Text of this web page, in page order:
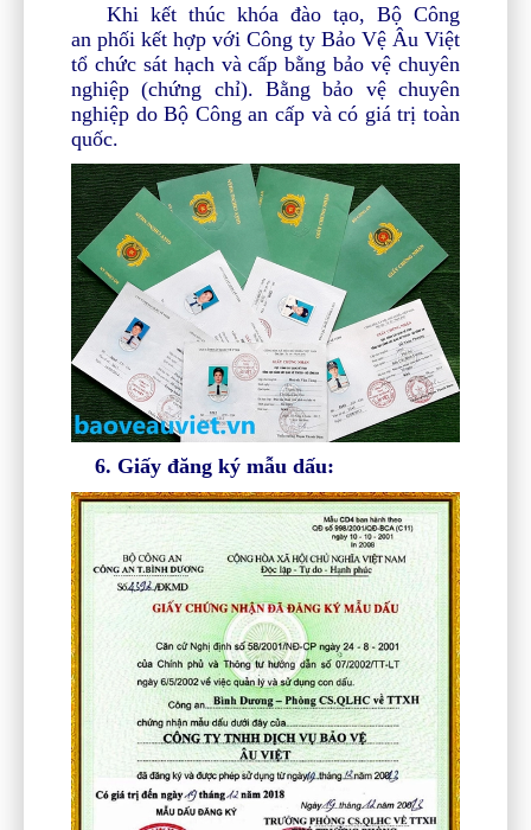
Khi kết thúc khóa đào tạo, Bộ Công
an phối kết hợp với Công ty Bảo Vệ Âu Việt
tổ chức sát hạch và cấp bằng bảo vệ chuyên
nghiệp (chứng chỉ). Bằng bảo vệ chuyên
nghiệp do Bộ Công an cấp và có giá trị toàn
quốc.
6. Giấy đăng ký mẫu dấu: